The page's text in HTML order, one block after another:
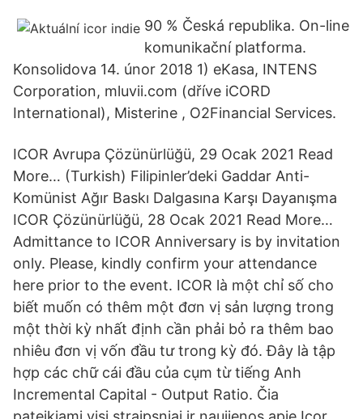
90 % Česká republika. On-line
komunikační platforma.
Konsolidova 14. únor 2018 1) eKasa, INTENS
Corporation, mluvii.com (dříve iCORD
International), Misterine , O2Financial Services.
ICOR Avrupa Çözünürlüğü, 29 Ocak 2021 Read
More… (Turkish) Filipinler’deki Gaddar Anti-
Komünist Ağır Baskı Dalgasına Karşı Dayanışma
ICOR Çözünürlüğü, 28 Ocak 2021 Read More…
Admittance to ICOR Anniversary is by invitation
only. Please, kindly confirm your attendance
here prior to the event. ICOR là một chỉ số cho
biết muốn có thêm một đơn vị sản lượng trong
một thời kỳ nhất định cần phải bỏ ra thêm bao
nhiêu đơn vị vốn đầu tư trong kỳ đó. Đây là tập
hợp các chữ cái đầu của cụm từ tiếng Anh
Incremental Capital - Output Ratio. Čia